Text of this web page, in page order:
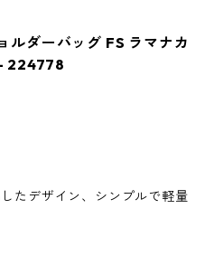
ルダーバッグ FS ラマナカ
224778
たデザイン、シンプルで軽量